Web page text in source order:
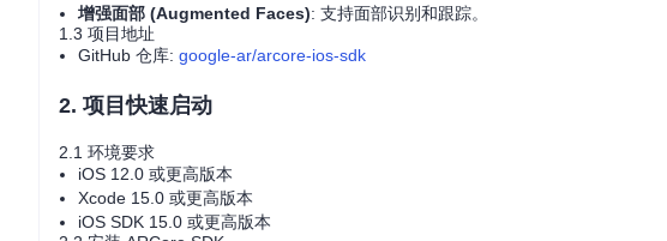
增强面部 (Augmented Faces): 支持面部识别和跟踪。
1.3 项目地址
GitHub 仓库: google-ar/arcore-ios-sdk
2. 项目快速启动
2.1 环境要求
iOS 12.0 或更高版本
Xcode 15.0 或更高版本
iOS SDK 15.0 或更高版本